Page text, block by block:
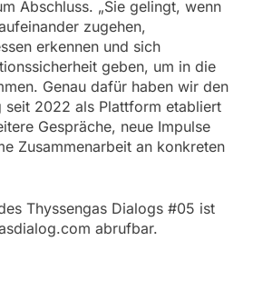
Abschluss. „Sie gelingt, wenn
zugehen,
erkennen und sich
geben, um in die
Genau dafür haben wir den
seit 2022 als Plattform etabliert
Gespräche, neue Impulse
Zusammenarbeit an konkreten
Thyssengas Dialogs #05 ist
abrufbar.